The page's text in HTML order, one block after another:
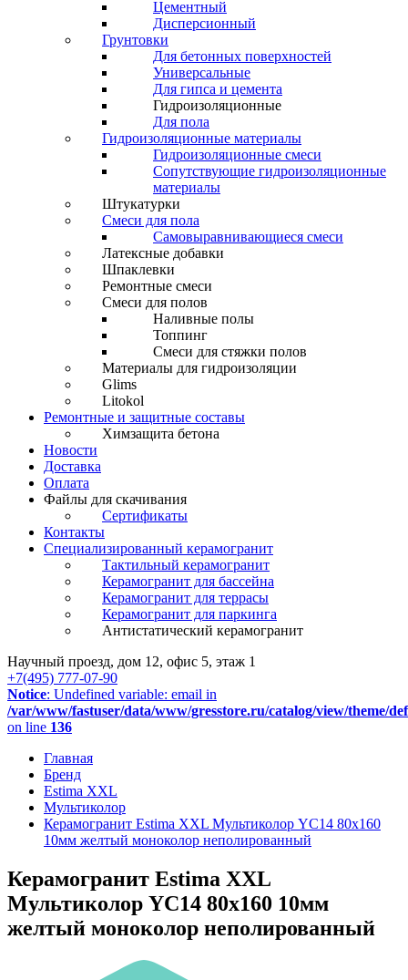
Цементный
Дисперсионный
Грунтовки
Для бетонных поверхностей
Универсальные
Для гипса и цемента
Гидроизоляционные
Для пола
Гидроизоляционные материалы
Гидроизоляционные смеси
Сопутствующие гидроизоляционные
материалы
Штукатурки
Смеси для пола
Самовыравнивающиеся смеси
Латексные добавки
Шпаклевки
Ремонтные смеси
Смеси для полов
Наливные полы
Топпинг
Смеси для стяжки полов
Материалы для гидроизоляции
Glims
Litokol
Ремонтные и защитные составы
Химзащита бетона
Новости
Доставка
Оплата
Файлы для скачивания
Сертификаты
Контакты
Специализированный керамогранит
Тактильный керамогранит
Керамогранит для бассейна
Керамогранит для террасы
Керамогранит для паркинга
Антистатический керамогранит
Научный проезд, дом 12, офис 5, этаж 1
+7(495) 777-07-90
Notice: Undefined variable: email in
/var/www/fastuser/data/www/gresstore.ru/catalog/view/theme/
on line 136
Главная
Бренд
Estima XXL
Мультиколор
Керамогранит Estima XXL Мультиколор YC14 80x160
10мм желтый моноколор неполированный
Керамогранит Estima XXL
Мультиколор YC14 80x160 10мм
желтый моноколор неполированный